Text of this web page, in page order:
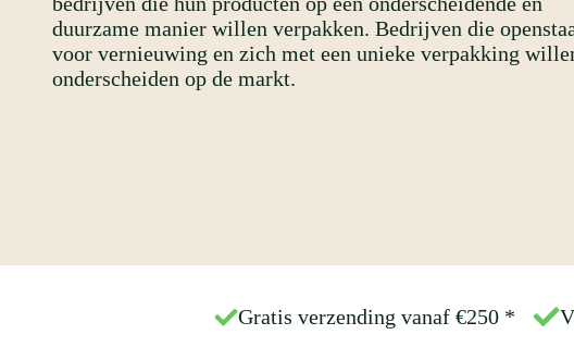
duurzame manier willen verpakken. Bedrijven die
voor vernieuwing en zich met een unieke verpakking
onderscheiden op de markt.
Gratis verzending vanaf €250 *